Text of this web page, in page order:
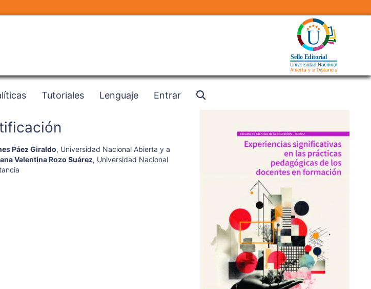
Tutoriales Lenguaje Entrar
Páez Giraldo, Universidad Nacional Abierta y a
Valentina Rozo Suárez, Universidad Nacional